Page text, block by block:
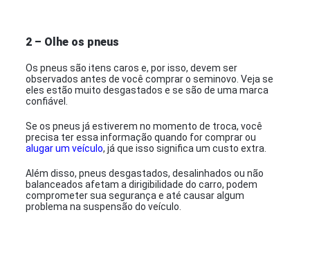
2 – Olhe os pneus
Os pneus são itens caros e, por isso, devem ser
observados antes de você comprar o seminovo. Veja se
eles estão muito desgastados e se são de uma marca
confiável.
Se os pneus já estiverem no momento de troca, você
precisa ter essa informação quando for comprar ou
alugar um veículo, já que isso significa um custo extra.
Além disso, pneus desgastados, desalinhados ou não
balanceados afetam a dirigibilidade do carro, podem
comprometer sua segurança e até causar algum
problema na suspensão do veículo.